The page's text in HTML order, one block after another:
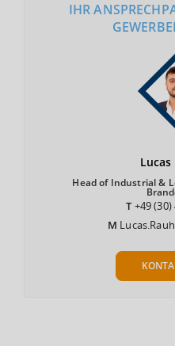
IHR
Lucas
Head of Industrial &
T+49
M